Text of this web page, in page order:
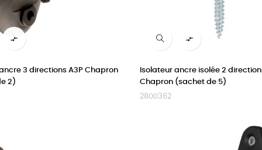

3 directions A3P Chapron
2)

Isolateur ancre isolée 2
Chapron (sachet de 5)
2800362